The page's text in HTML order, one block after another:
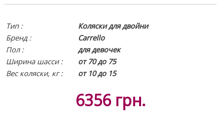
Тип :
Коляски для двойни
Бренд :
Carrello
Пол :
для девочек
Ширина шасси :
от 70 до 75
Вес коляски, кг :
от 10 до 15
6356 грн.